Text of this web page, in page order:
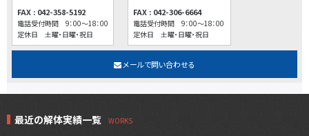
FAX : 042-358-5192
電話受付時間 9：00～18：00
定休日 土曜・日曜・祝日
FAX : 042-306-6664
電話受付時間 9：00～18：00
定休日 土曜・日曜・祝日
メールで問い合わせる
最近の解体実績一覧